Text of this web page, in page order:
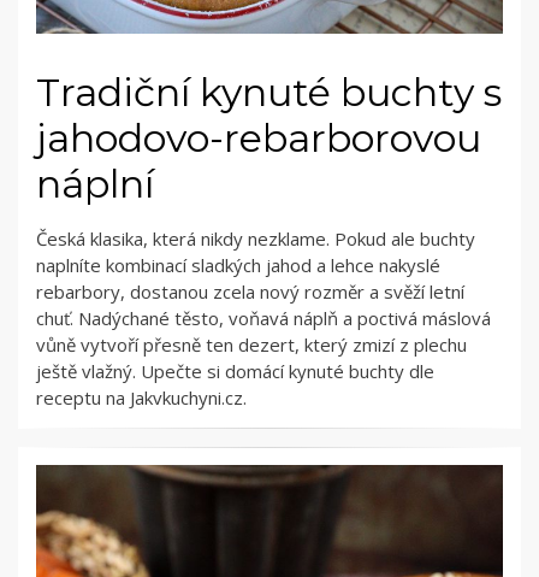
Tradiční kynuté buchty s
jahodovo-rebarborovou
náplní
Česká klasika, která nikdy nezklame. Pokud ale buchty
naplníte kombinací sladkých jahod a lehce nakyslé
rebarbory, dostanou zcela nový rozměr a svěží letní
chuť. Nadýchané těsto, voňavá náplň a poctivá máslová
vůně vytvoří přesně ten dezert, který zmizí z plechu
ještě vlažný. Upečte si domácí kynuté buchty dle
receptu na Jakvkuchyni.cz.